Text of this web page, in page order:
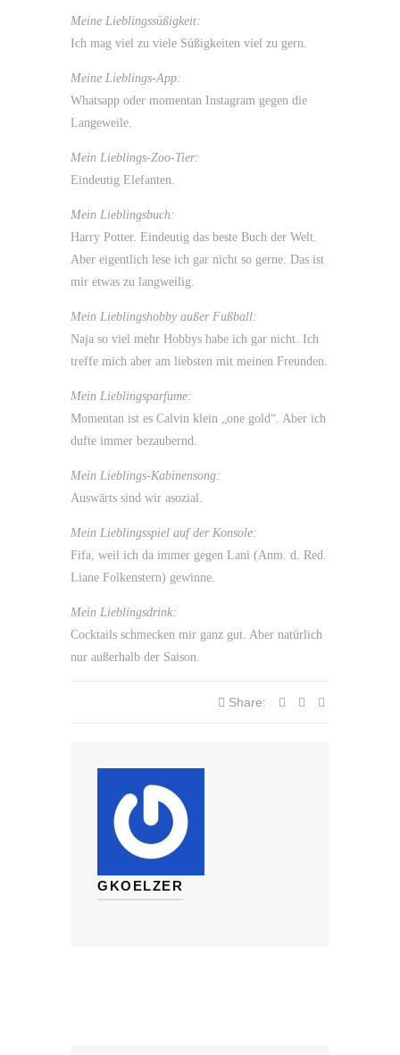
Meine Lieblingssüßigkeit:
Ich mag viel zu viele Süßigkeiten viel zu gern.
Meine Lieblings-App:
Whatsapp oder momentan Instagram gegen die
Langeweile.
Mein Lieblings-Zoo-Tier:
Eindeutig Elefanten.
Mein Lieblingsbuch:
Harry Potter. Eindeutig das beste Buch der Welt.
Aber eigentlich lese ich gar nicht so gerne. Das ist
mir etwas zu langweilig.
Mein Lieblingshobby außer Fußball:
Naja so viel mehr Hobbys habe ich gar nicht. Ich
treffe mich aber am liebsten mit meinen Freunden.
Mein Lieblingsparfume:
Momentan ist es Calvin klein „one gold“. Aber ich
dufte immer bezaubernd.
Mein Lieblings-Kabinensong:
Auswärts sind wir asozial.
Mein Lieblingsspiel auf der Konsole:
Fifa, weil ich da immer gegen Lani (Anm. d. Red.
Liane Folkenstern) gewinne.
Mein Lieblingsdrink:
Cocktails schmecken mir ganz gut. Aber natürlich
nur außerhalb der Saison.
Share:
GKOELZER